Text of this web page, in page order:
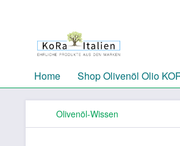
Home Shop Olivenöl Olio
Olivenöl-Wissen